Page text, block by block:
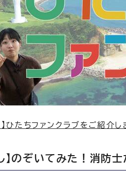
ひたちファンクラブをご紹介し
】のぞいてみた！消防